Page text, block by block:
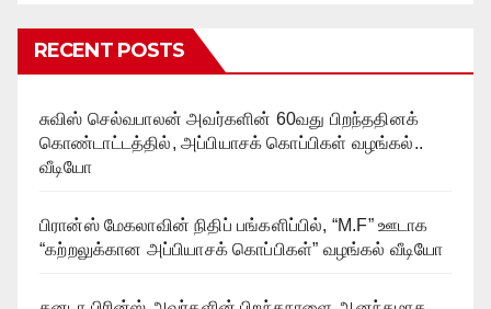
RECENT POSTS
சுவிஸ் செல்வபாலன் அவர்களின் 60வது பிறந்ததினக்
கொண்டாட்டத்தில், அப்பியாசக் கொப்பிகள் வழங்கல்..
வீடியோ
பிரான்ஸ் மேகலாவின் நிதிப் பங்களிப்பில், “M.F” ஊடாக
“கற்றலுக்கான அப்பியாசக் கொப்பிகள்” வழங்கல் வீடியோ